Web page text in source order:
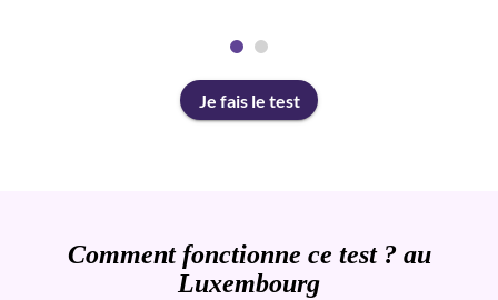
Je fais le test
Comment fonctionne ce test ? au
Luxembourg